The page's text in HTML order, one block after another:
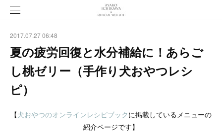
2017.07.27 06:48
夏の疲労回復と水分補給に！あらご
し桃ゼリー（手作り犬おやつレシ
ピ）
【犬おやつのオンラインレシピブックに掲載しているメニューの
紹介ページです】